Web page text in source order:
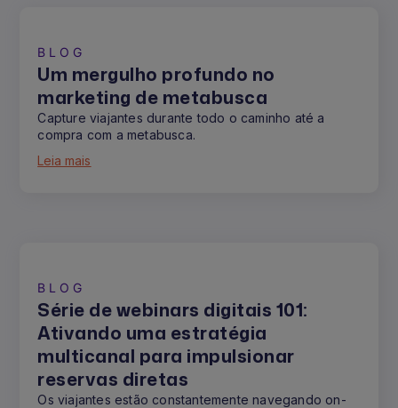
BLOG
Um mergulho profundo no
marketing de metabusca
Capture viajantes durante todo o caminho até a
compra com a metabusca.
Leia mais
BLOG
Série de webinars digitais 101:
Ativando uma estratégia
multicanal para impulsionar
reservas diretas
Os viajantes estão constantemente navegando on-